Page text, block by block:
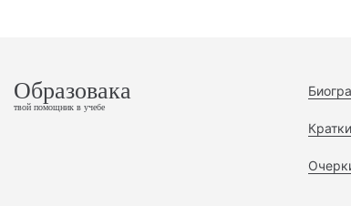
Образовака
твой помощник в учебе